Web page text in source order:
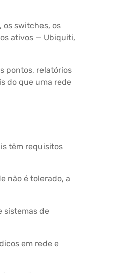
os switches, os
ativos — Ubiquiti,
pontos, relatórios
do que uma rede
têm requisitos
não é tolerado, a
sistemas de
em rede e